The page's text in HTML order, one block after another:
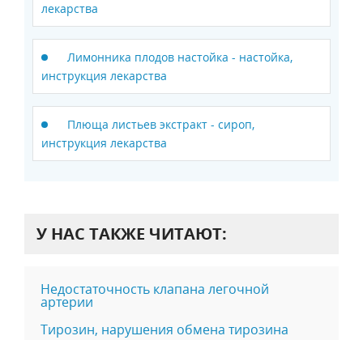
лекарства
Лимонника плодов настойка - настойка,
инструкция лекарства
Плюща листьев экстракт - сироп,
инструкция лекарства
У НАС ТАКЖЕ ЧИТАЮТ:
Недостаточность клапана легочной
артерии
Тирозин, нарушения обмена тирозина